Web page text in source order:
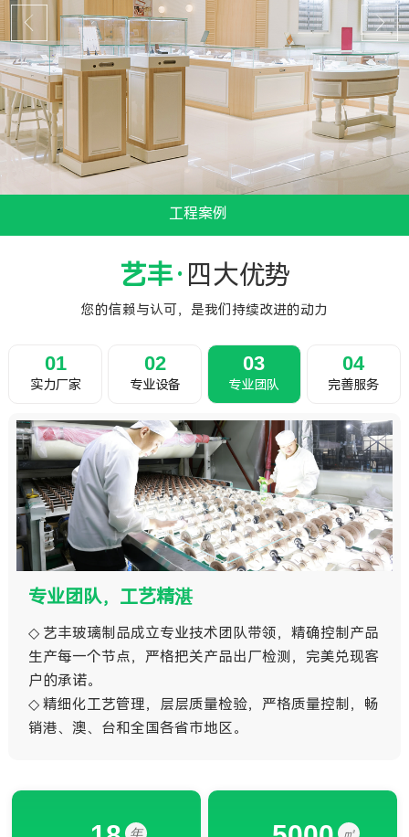
工程案例
艺丰· 四大优势
您的信赖与认可，是我们持续改进的动力
01
实力厂家
02
专业设备
03
专业团队
04
完善服务
专业团队，工艺精湛
◇ 艺丰玻璃制品成立专业技术团队带领，精确控制产品
生产每一个节点，严格把关产品出厂检测，完美兑现客
户的承诺。
◇ 精细化工艺管理，层层质量检验，严格质量控制，畅
销港、澳、台和全国各省市地区。
年 ㎡